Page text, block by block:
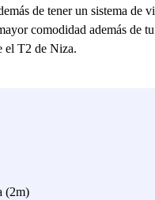
de tener un sistema
comodidad además de
el T2 de Niza.
(2m)